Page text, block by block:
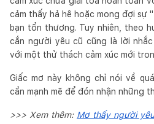
cảm thấy hả hê hoặc mong đợi sự
bạn tổn thương. Tuy nhiên, theo
cắn người yêu cũ cũng là lời
với một thử thách cảm xúc mới
Giấc mơ này không chỉ nói về
cần mạnh mẽ để đón nhận những
>>> Xem thêm: Mơ thấy người